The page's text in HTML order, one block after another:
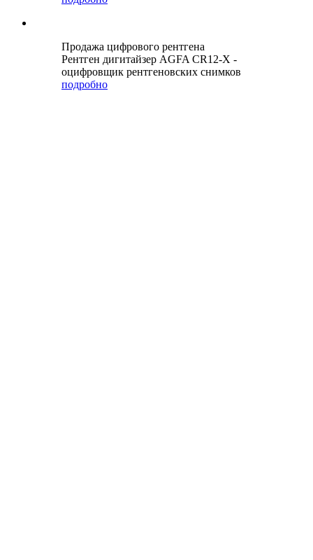
Продажа цифрового рентгена
Рентген дигитайзер AGFA CR12-X -
оцифровщик рентгеновских снимков
подробно